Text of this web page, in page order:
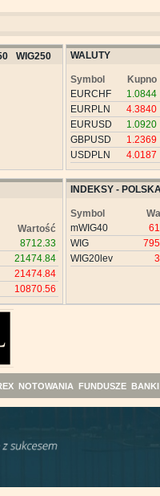
WIG250 WALUTY
Symbol
Kupno
EURCHF
1.0844
EURPLN
4.3840
EURUSD
1.0920
GBPUSD
1.2369
USDPLN
4.0187
Wartość
8712.33
21474.84
21474.84
10870.56
INDEKSY -
Symbol
mWIG40
WIG
WIG20lev
NOTOWANIA FUNDUSZE BANKI